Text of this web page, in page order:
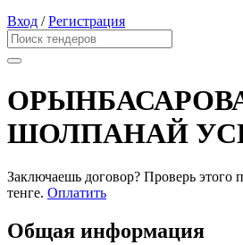
Вход /Регистрация
ШОЛПАНАЙ
Заключаешь договор? Проверь этого
тенге. Оплатить
Общая информация